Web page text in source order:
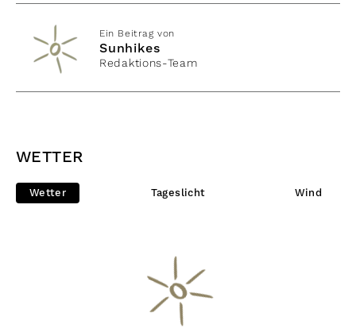
Ein Beitrag von
Sunhikes
Redaktions-Team
WETTER
Wetter Tageslicht Wind